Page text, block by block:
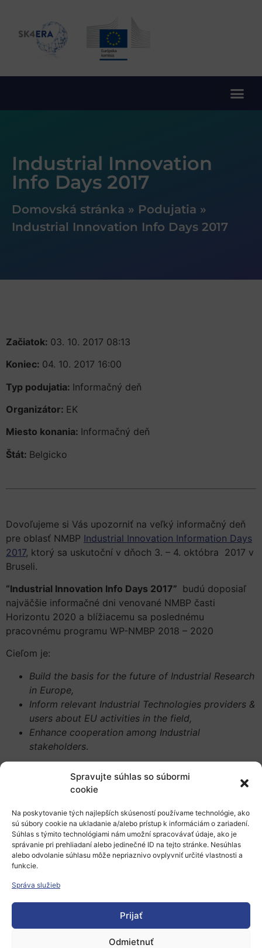
Spravujte súhlas so súbormi
cookie
Na poskytovanie tých najlepších skúseností používame technológie, ako
sú súbory cookie na ukladanie a/alebo prístup k informáciám o zariadení.
Súhlas s týmito technológiami nám umožní spracovávať údaje, ako je
správanie pri prehliadaní alebo jedinečné ID na tejto stránke. Nesúhlas
alebo odvolanie súhlasu môže nepriaznivo ovplyvniť určité vlastnosti a
funkcie.
Správa služieb
Prijať
Odmietnuť
Industrial Innovation
Info Days 2017
Domovská stránka » Podujatia »
Industrial Innovation Info Days 2017
Začiatok: 03. 10. 2017 08:13
Koniec: 04. 10. 2017 16:00
Typ podujatia: Informačný deň
Organizátor: EK
Miesto konania: Informačný deň
Štát: Belgicko
Dovoľujeme si Vás upozorniť na veľký informačný deň
pre oblasť NMBP Industrial Innovation Information Days
2017, ktorý sa uskutoční v dňoch 3. – 4. októbra 2017 v
Bruseli.
“Industrial Innovation Info Days 2017” budú doposiaľ
najväčšie informačné dni venované NMBP časti
Horizontu 2020 a blížiacemu sa poslednému
pracovnému programu WP-NMBP 2018 – 2020
Cieľom je:
Build the basis for the future of Industrial Research
in Europe,
Inform relevant Industrial Technologies providers &
users about EU activities in the field,
Enhance cooperation among Industrial
stakeholders.
Počas dvoch dní budú
prednáškami “high level speakerov”,
v popoludňajších zas paralelné sekcie venované
jednotlivým častiam ďalšieho NMBP-Work
programu na roky 2018-2020: Nanotechnológie,
technológie a Biotechnológie.
Súčasťou podujatia budú ajbrokerage events, kde
budú predstavené nové projektové idey a môžete